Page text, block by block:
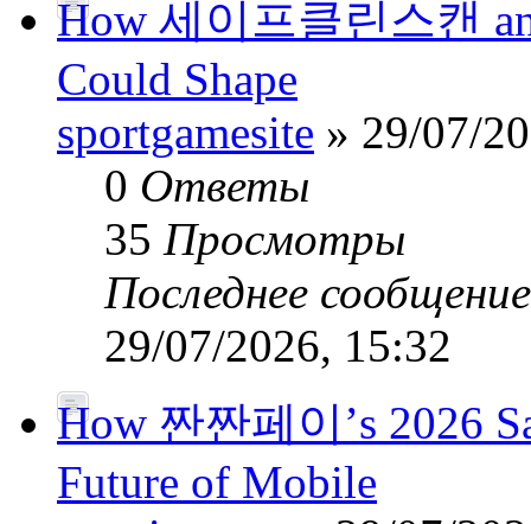
How 세이프클린스캔
Could Shape
sportgamesite » 29/07/
0 Ответы
35 Просмотры
Последнее
29/07/2026, 15:32
How 짠짠페이’s 2026
Future of Mobile